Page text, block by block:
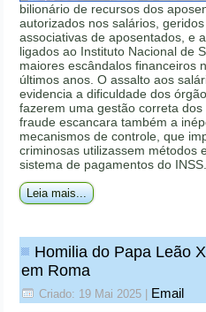
bilionário de recursos dos
autorizados nos salários,
associativas de aposentados, e
ligados ao Instituto Nacional de
maiores escândalos financeiros
últimos anos. O assalto aos
evidencia a dificuldade dos
fazerem uma gestão correta
fraude escancara também a
mecanismos de controle, que
criminosas utilizassem métodos
sistema de pagamentos do INSS.
Leia mais...
Homilia do Papa Leão
em Roma
Criado: 19 Mai 2025 Email